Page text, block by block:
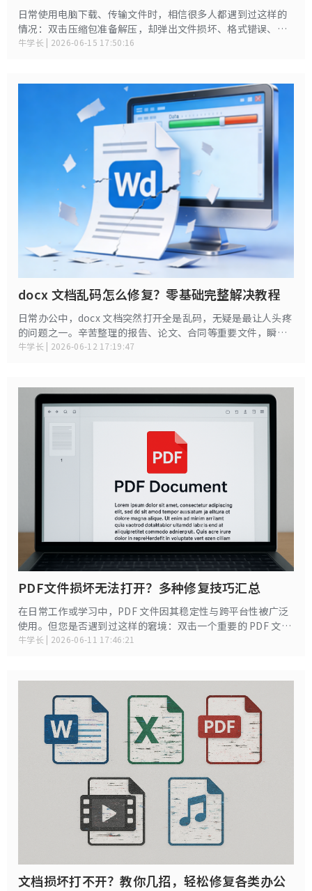
日常使用电脑下载、传输文件时，相信很多人都遇到过这样的
情况：双击压缩包准备解压，却弹出文件损坏、格式错误、解
压失败等提示，辛苦下载的资料、文件无法正常打开，着实让
牛学长 | 2026-06-15 17:50:16
docx 文档乱码怎么修复？零基础完整解决教程
日常办公中，docx 文档突然打开全是乱码，无疑是最让人头疼
的问题之一。辛苦整理的报告、论文、合同等重要文件，瞬间
变成无法识别的符号，不仅耽误工作进度，还可能面临数据丢
牛学长 | 2026-06-12 17:19:47
PDF文件损坏无法打开？多种修复技巧汇总
在日常工作或学习中，PDF 文件因其稳定性与跨平台性被广泛
使用。但您是否遇到过这样的窘境：双击一个重要的 PDF 文
件，系统却提示文件已损坏、无法打开或内容解析错误？面对
牛学长 | 2026-06-11 17:46:21
文档损坏打不开？教你几招，轻松修复各类办公